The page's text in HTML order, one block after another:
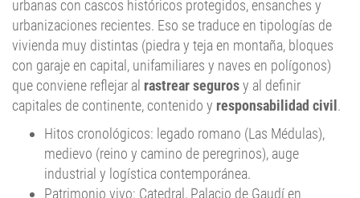
vivienda muy distintas (piedra y teja en montaña, bloques
con garaje en capital, unifamiliares y naves en polígonos)
que conviene reflejar alrastrear segurosy al definir
capitales de continente, contenido yresponsabilidad civil
Hitos cronológicos: legado romano (Las Médulas),
medievo (reino y camino de peregrinos), auge
industrial y logística contemporánea.
Patrimonio vivo: Catedral, Palacio de Gaudí en
Astorga, castillo templario de Ponferrada, arquitectura